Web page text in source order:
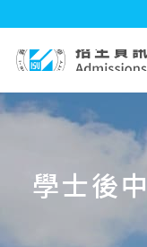
學士後